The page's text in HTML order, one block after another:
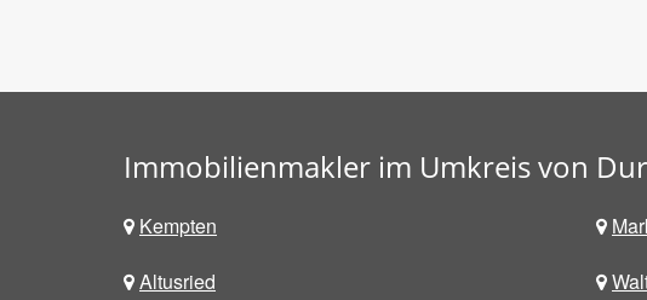
Immobilienmakler im Umkreis von
Kempten
Altusried